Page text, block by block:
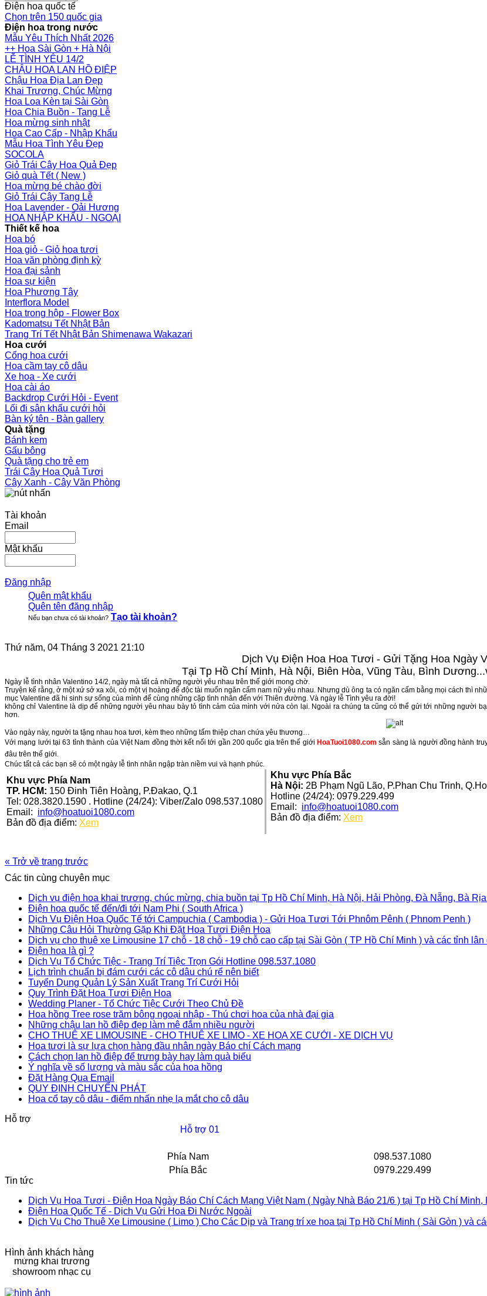
Điện hoa quốc tế
Chọn trên 150 quốc gia
Điện hoa trong nước
Mẫu Yêu Thích Nhất 2026
++ Hoa Sài Gòn + Hà Nội
LỄ TÌNH YÊU 14/2
CHẬU HOA LAN HỒ ĐIỆP
Chậu Hoa Địa Lan Đẹp
Khai Trương, Chúc Mừng
Hoa Loa Kèn tại Sài Gòn
Hoa Chia Buồn - Tang Lễ
Hoa mừng sinh nhật
Hoa Cao Cấp - Nhập Khẩu
Mẫu Hoa Tình Yêu Đẹp
SOCOLA
Giỏ Trái Cây Hoa Quả Đẹp
Giỏ quà Tết ( New )
Hoa mừng bé chào đời
Giỏ Trái Cây Tang Lễ
Hoa Lavender - Oải Hương
HOA NHẬP KHẨU - NGOẠI
Thiết kế hoa
Hoa bó
Hoa giỏ - Giỏ hoa tươi
Hoa văn phòng định kỳ
Hoa đại sảnh
Hoa sự kiện
Hoa Phương Tây
Interflora Model
Hoa trong hộp - Flower Box
Kadomatsu Tết Nhật Bản
Trang Trí Tết Nhật Bản Shimenawa Wakazari
Hoa cưới
Cổng hoa cưới
Hoa cầm tay cô dâu
Xe hoa - Xe cưới
Hoa cài áo
Backdrop Cưới Hỏi - Event
Lối đi sân khấu cưới hỏi
Bàn ký tên - Bàn gallery
Quà tặng
Bánh kem
Gấu bông
Quà tặng cho trẻ em
Trái Cây Hoa Quả Tươi
Cây Xanh - Cây Văn Phòng
Tài khoản
Email
Mật khẩu
Đăng nhập
Quên mật khẩu
Quên tên đăng nhập
Nếu bạn chưa có tài khoản? Tạo tài khoản?
Thứ năm, 04 Tháng 3 2021 21:10
Dịch Vụ Điện Hoa Hoa Tươi - Gửi Tặng Hoa Ngày
Tại Tp Hồ Chí Minh, Hà Nội, Biên Hòa, Vũng Tàu, Bình Dương...
Ngày lễ tình nhân Valentino 14/2, ngày mà tất cả những người yêu nhau trên thế giới mong chờ.
Truyện kể rằng, ở một xứ sở xa xôi, có một vị hoàng đế độc tài muốn ngăn cấm nam nữ yêu nhau. Nhưng dù ông ta có ngăn cấm bằng mọi cách thì
mục Valentine đã hi sinh sự sống của mình để cùng những cặp tình nhân đến với Thiên đường. Và ngày lễ Tình yêu ra đời!
không chỉ Valentine là dịp để những người yêu nhau bày tỏ tình cảm của mình với nửa còn lại. Ngoài ra chúng ta cũng có thể gửi tới những người
hơn.
Vào ngày này, người ta tặng nhau hoa tươi, kèm theo những tấm thiệp chan chứa yêu thương…
Với mạng lưới tại 63 tỉnh thành của Việt Nam đồng thời kết nối tới gần 200 quốc gia trên thế giớiHoaTuoi1080.com sẵn sàng là người đồng hành
đâu trên thế giới.
Chúc tất cả các bạn sẽ có một ngày lễ tình nhân ngập tràn niềm vui và hạnh phúc.
Khu vực Phía Nam
TP. HCM: 150 Đinh Tiên Hoàng, P.Đakao, Q.1
Tel: 028.3820.1590 . Hotline (24/24): Viber/Zalo 098.537.1080
Email: info@hoatuoi1080.com
Bản đồ địa điểm: Xem
Khu vực Phía Bắc
Hà Nội: 2B Phạm Ngũ Lão, P.Phan Chu Trinh,
Hotline (24/24): 0979.229.499
Email: info@hoatuoi1080.com
Bản đồ địa điểm: Xem
« Trở về trang trước
Các tin cùng chuyên mục
Dịch vụ điện hoa khai trương, chúc mừng, chia buồn tại Tp Hồ Chí Minh, Hà Nội, Hải Phòng, Đà Nẵng, Bà
Điện hoa quốc tế đến/đi tới Nam Phi ( South Africa )
Dịch Vụ Điện Hoa Quốc Tế tới Campuchia ( Cambodia ) - Gửi Hoa Tươi Tới Phnôm Pênh ( Phnom Penh )
Những Câu Hỏi Thường Gặp Khi Đặt Hoa Tươi Điện Hoa
Dịch vụ cho thuê xe Limousine 17 chỗ - 18 chỗ - 19 chỗ cao cấp tại Sài Gòn ( TP Hồ Chí Minh ) và các tỉnh
Điện hoa là gì ?
Dịch Vụ Tổ Chức Tiệc - Trang Trí Tiệc Trọn Gói Hotline 098.537.1080
Lịch trình chuẩn bị đám cưới các cô dâu chú rể nên biết
Tuyển Dụng Quản Lý Sản Xuất Trang Trí Cưới Hỏi
Quy Trình Đặt Hoa Tươi Điện Hoa
Wedding Planer - Tổ Chức Tiệc Cưới Theo Chủ Đề
Hoa hồng Tree rose trăm bông ngoại nhập - Thú chơi hoa của nhà đại gia
Những chậu lan hồ điệp đẹp làm mê đắm nhiều người
CHO THUÊ XE LIMOUSINE - CHO THUÊ XE LIMO - XE HOA XE CƯỚI - XE DỊCH VỤ
Hoa tươi là sự lựa chọn hàng đầu nhân ngày Báo chí Cách mạng
Cách chọn lan hồ điệp để trưng bày hay làm quà biếu
Ý nghĩa về số lượng và màu sắc của hoa hồng
Đặt Hàng Qua Email
QUY ĐỊNH CHUYỂN PHÁT
Hoa cổ tay cô dâu - điểm nhấn nhẹ lạ mắt cho cô dâu
Hỗ trợ
Hỗ trợ 01
Phía Nam
098.537.1080
Phía Bắc
0979.229.499
Tin tức
Dịch Vụ Hoa Tươi - Điện Hoa Ngày Báo Chí Cách Mạng Việt Nam ( Ngày Nhà Báo 21/6 ) tại Tp Hồ Chí
Điện Hoa Quốc Tế - Dịch Vụ Gửi Hoa Đi Nước Ngoài
Dịch Vụ Cho Thuê Xe Limousine ( Limo ) Cho Các Dịp và Trang trí xe hoa tại Tp Hồ Chí Minh ( Sài Gòn ) và
Hình ảnh khách hàng
Hoa lan hồ điệp chúc
mừng đối tác Nhật
Bản
Chậu hoa lan hồ điệp
đẹp thực hiện bới Hoa
Dịch Vụ Điện Hoa
Hoa Tươi Việt Nam
mừng khai trương
showroom nhạc cụ
Tặng Hoa Ngày Phụ